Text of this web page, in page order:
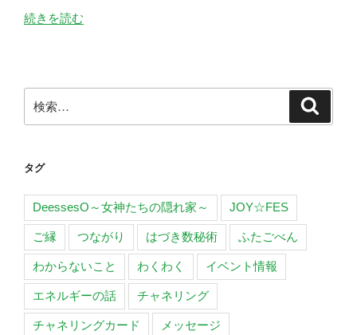
“数
師
匠
き
ん
の
「福
岡
ワ
ン
デ
続きを読む
索:
タグ
DeessesO～女神たちの隠れ家～ JOY☆FES
ご縁 つながり はづき数秘術 ふたごべん
わからないこと わくわく イベント情報
エネルギーの話 チャネリング
チャネリングカード メッセージ